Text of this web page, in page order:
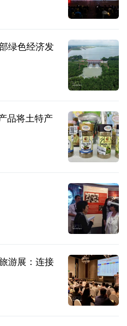
绿色经济发
品将土特产
游展：连接